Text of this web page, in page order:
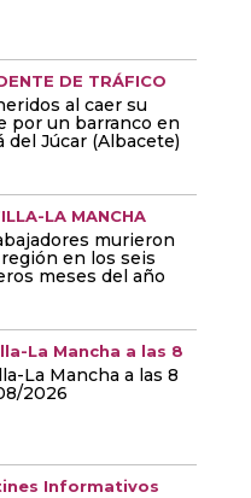
DE TRÁFICO
al caer su
por un barranco en
del Júcar (Albacete)
LA MANCHA
murieron
en los seis
meses del año
La Mancha a las 8
La Mancha a las 8
2026
Informativos